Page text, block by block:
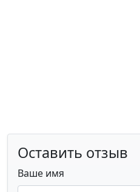
Оставить отзыв
Ваше имя